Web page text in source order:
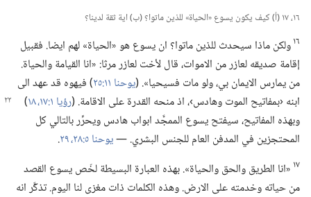
١٦،‏ ١٧ (‏أ)‏ كيف يكون يسوع «الحياة» للذين ماتوا؟‏ (‏ب)‏ اية ثقة لدينا؟‏
١٦ولكن ماذا سيحدث للذين ماتوا؟‏ ان يسوع هو «الحياة» لهم ايضا.‏ فقبيل
إقامة صديقه لعازر من الاموات،‏ قال لأخت لعازر مرثا:‏ «انا القيامة والحياة.‏
من يمارس الايمان بي،‏ ولو مات فسيحيا».‏ (‏يوحنا ١١:‏٢٥
‏)‏ فيهوه قد عهد الى
ابنه ‹بمفاتيح الموت وهادس›،‏ اذ منحه القدرة على الاقامة.‏ (‏رؤيا ١:‏​١٧،‏ ١٨
‏)‏
وبهذه المفاتيح،‏ سيفتح يسوع الممجَّد ابواب هادس ويحرِّر بالتالي كل
المحتجزين في المدفن العام للجنس البشري.‏ —‏يوحنا ٥:‏​٢٨،‏ ٢٩ ‏.‏
١٧ «انا الطريق والحق والحياة».‏ بهذه العبارة البسيطة لخّص يسوع القصد
من حياته وخدمته على الارض.‏ وهذه الكلمات ذات مغزى لنا اليوم.‏ تذكَّر انه